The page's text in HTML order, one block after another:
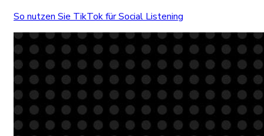
So nutzen Sie TikTok für Social Listening